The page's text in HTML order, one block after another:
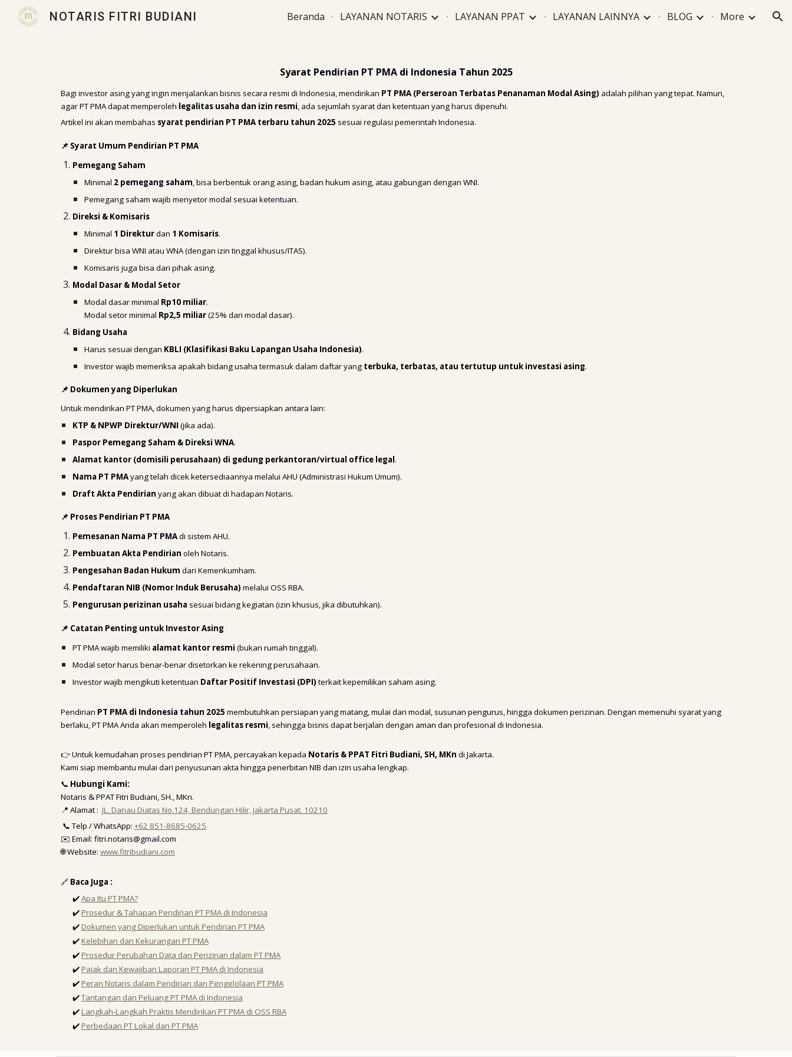
Skip to main content Skip to navigation
NOTARIS FITRI BUDIANI Beranda LAYANAN NOTARIS LAYANAN PPAT LAYANAN LAINNYA BLOG More
Syarat Pendirian PT PMA di Indonesia Tahun 2025
Bagi investor asing yang ingin menjalankan bisnis secara resmi di Indonesia, mendirikan PT PMA (Perseroan Terbatas Penanaman Modal Asing) adalah pilihan yang tepat. Namun,
agar PT PMA dapat memperoleh legalitas usaha dan izin resmi, ada sejumlah syarat dan ketentuan yang harus dipenuhi.
Artikel ini akan membahas syarat pendirian PT PMA terbaru tahun 2025 sesuai regulasi pemerintah Indonesia.
📌 Syarat Umum Pendirian PT PMA
Pemegang Saham
Minimal 2 pemegang saham, bisa berbentuk orang asing, badan hukum asing, atau gabungan dengan WNI.
Pemegang saham wajib menyetor modal sesuai ketentuan.
Direksi & Komisaris
Minimal 1 Direkturdan 1 Komisaris.
Direktur bisa WNI atau WNA (dengan izin tinggal khusus/ITAS).
Komisaris juga bisa dari pihak asing.
Modal Dasar & Modal Setor
Modal dasar minimal Rp10 miliar.
Modal setor minimal Rp2,5 miliar(25% dari modal dasar).
Bidang Usaha
Harus sesuai dengan KBLI (Klasifikasi Baku Lapangan Usaha Indonesia).
Investor wajib memeriksa apakah bidang usaha termasuk dalam daftar yang terbuka, terbatas, atau tertutup untuk investasi asing.
📌 Dokumen yang Diperlukan
Untuk mendirikan PT PMA, dokumen yang harus dipersiapkan antara lain:
KTP & NPWP Direktur/WNI (jika ada).
Paspor Pemegang Saham & Direksi WNA.
Alamat kantor (domisili perusahaan) di gedung perkantoran/virtual office legal.
Nama PT PMAyang telah dicek ketersediaannya melalui AHU (Administrasi Hukum Umum).
Draft Akta Pendirian yang akan dibuat di hadapan Notaris.
📌 Proses Pendirian PT PMA
Pemesanan Nama PT PMAdi sistem AHU.
Pembuatan Akta Pendirian oleh Notaris.
Pengesahan Badan Hukum dari Kemenkumham.
Pendaftaran NIB (Nomor Induk Berusaha) melalui OSS RBA.
Pengurusan perizinan usaha sesuai bidang kegiatan (izin khusus, jika dibutuhkan).
📌 Catatan Penting untuk Investor Asing
PT PMA wajib memiliki alamat kantor resmi (bukan rumah tinggal).
Modal setor harus benar-benar disetorkan ke rekening perusahaan.
Investor wajib mengikuti ketentuan Daftar Positif Investasi (DPI)terkait kepemilikan saham asing.
Pendirian PT PMA di Indonesia tahun 2025 membutuhkan persiapan yang matang, mulai dari modal, susunan pengurus, hingga dokumen perizinan. Dengan memenuhi syarat yang
berlaku, PT PMA Anda akan memperoleh legalitas resmi , sehingga bisnis dapat berjalan dengan aman dan profesional di Indonesia.
👉 Untuk kemudahan proses pendirian PT PMA, percayakan kepada Notaris & PPAT Fitri Budiani, SH, MKn di Jakarta.
Kami siap membantu mulai dari penyusunan akta hingga penerbitan NIB dan izin usaha lengkap.
📞 Hubungi Kami:
Notaris & PPAT Fitri Budiani, SH., MKn.
📍 Alamat : JL. Danau Diatas No.124, Bendungan Hilir, Jakarta Pusat. 10210
📞 Telp / WhatsApp: +62 851-8685-0625
✉️ Email: fitri.notaris@gmail.com
🌐 Website: www.fitribudiani.com
🔗 Baca Juga :
✔️Apa Itu PT PMA?
✔️Prosedur & Tahapan Pendirian PT PMA di Indonesia
✔️Dokumen yang Diperlukan untuk Pendirian PT PMA
✔️Kelebihan dan Kekurangan PT PMA
✔️Prosedur Perubahan Data dan Perizinan dalam PT PMA
✔️Pajak dan Kewajiban Laporan PT PMA di Indonesia
✔️Peran Notaris dalam Pendirian dan Pengelolaan PT PMA
✔️Tantangan dan Peluang PT PMA di Indonesia
✔️Langkah-Langkah Praktis Mendirikan PT PMA di OSS RBA
✔️Perbedaan PT Lokal dan PT PMA